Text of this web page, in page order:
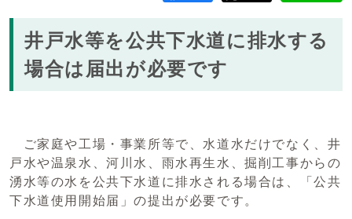
井戸水等を公共下水道に排水する
場合は届出が必要です
ご家庭や工場・事業所等で、水道水だけでなく、井
戸水や温泉水、河川水、雨水再生水、掘削工事からの
湧水等の水を公共下水道に排水される場合は、「公共
下水道使用開始届」の提出が必要です。